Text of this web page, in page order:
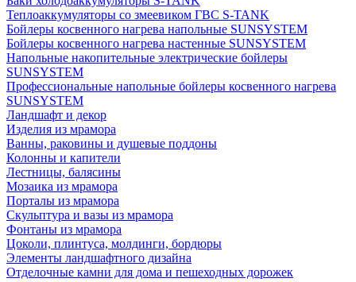
Теплоаккумуляторы со змеевиком ГВС S-TANK
Бойлеры косвенного нагрева напольные SUNSYSTEM
Бойлеры косвенного нагрева настенные SUNSYSTEM
Напольные накопительные электрические бойлеры
SUNSYSTEM
Профессиональные напольные бойлеры косвенного нагрева
SUNSYSTEM
Ландшафт и декор
Изделия из мрамора
Ванны, раковины и душевые поддоны
Колонны и капители
Лестницы, балясины
Мозаика из мрамора
Порталы из мрамора
Скульптура и вазы из мрамора
Фонтаны из мрамора
Цоколи, плинтуса, молдинги, бордюры
Элементы ландшафтного дизайна
Отделочные камни для дома и пешеходных дорожек